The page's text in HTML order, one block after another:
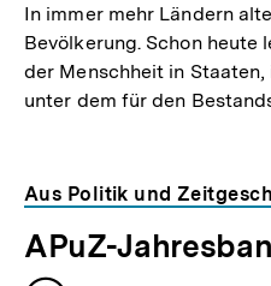
In immer mehr Ländern
Bevölkerung. Schon heute
der Menschheit in
unter dem für den
Aus Politik und
APuZ-